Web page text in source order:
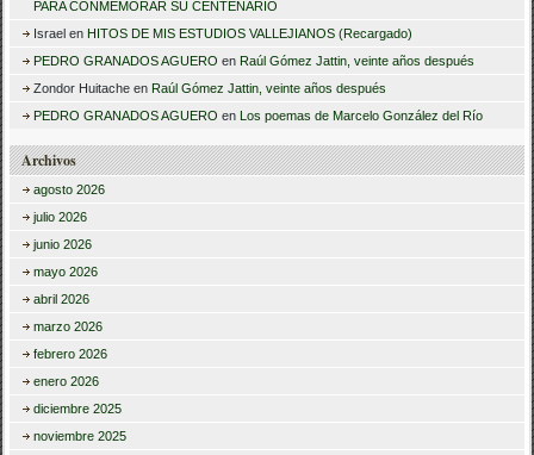
PARA CONMEMORAR SU CENTENARIO
Israel en HITOS DE MIS ESTUDIOS VALLEJIANOS (Recargado)
PEDRO GRANADOS AGUERO en Raúl Gómez Jattin, veinte años después
Zondor Huitache en Raúl Gómez Jattin, veinte años después
PEDRO GRANADOS AGUERO en Los poemas de Marcelo González del Río
Archivos
agosto 2026
julio 2026
junio 2026
mayo 2026
abril 2026
marzo 2026
febrero 2026
enero 2026
diciembre 2025
noviembre 2025